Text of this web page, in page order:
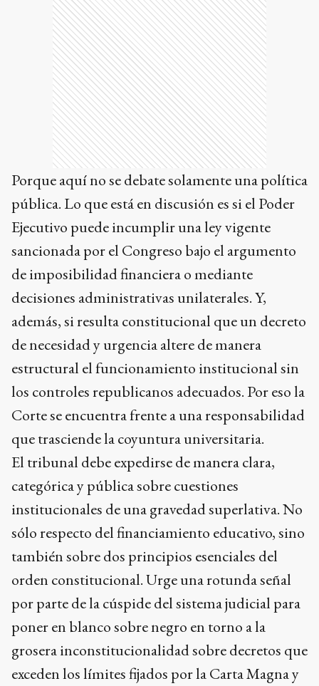
Porque aquí no se debate solamente una política
pública. Lo que está en discusión es si el Poder
Ejecutivo puede incumplir una ley vigente
sancionada por el Congreso bajo el argumento
de imposibilidad financiera o mediante
decisiones administrativas unilaterales. Y,
además, si resulta constitucional que un decreto
de necesidad y urgencia altere de manera
estructural el funcionamiento institucional sin
los controles republicanos adecuados. Por eso la
Corte se encuentra frente a una responsabilidad
que trasciende la coyuntura universitaria.
El tribunal debe expedirse de manera clara,
categórica y pública sobre cuestiones
institucionales de una gravedad superlativa. No
sólo respecto del financiamiento educativo, sino
también sobre dos principios esenciales del
orden constitucional. Urge una rotunda señal
por parte de la cúspide del sistema judicial para
poner en blanco sobre negro en torno a la
grosera inconstitucionalidad sobre decretos que
exceden los límites fijados por la Carta Magna y